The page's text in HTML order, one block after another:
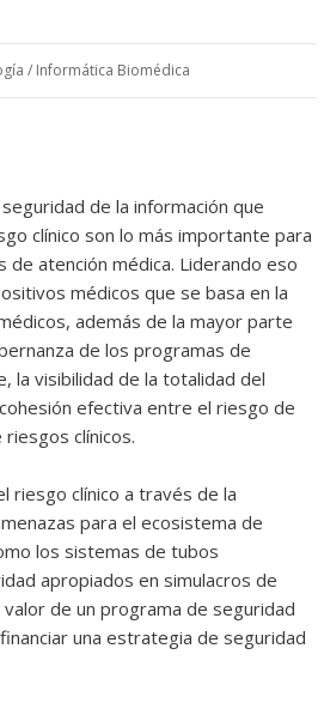
/ Informática Biomédica
de la información que
clínico son lo más importante para
de atención médica. Liderando eso
médicos que se basa en la
además de la mayor parte
de los programas de
la visibilidad de la totalidad del
efectiva entre el riesgo de
clínicos.
riesgo clínico a través de la
para el ecosistema de
los sistemas de tubos
apropiados en simulacros de
de un programa de seguridad
una estrategia de seguridad